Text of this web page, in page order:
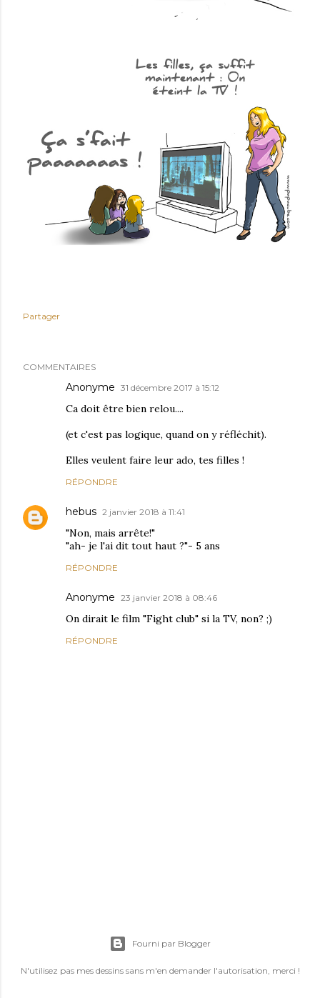
Partager
COMMENTAIRES
Anonyme 31 décembre 2017 à 15:12
Ca doit être bien relou....
(et c'est pas logique, quand on y réfléchit).
Elles veulent faire leur ado, tes filles !
RÉPONDRE
hebus 2 janvier 2018 à 11:41
"Non, mais arrête!"
"ah- je l'ai dit tout haut ?"- 5 ans
RÉPONDRE
Anonyme 23 janvier 2018 à 08:46
On dirait le film "Fight club" si la TV, non? ;)
RÉPONDRE
g
Fourni par Blogger
N'utilisez pas mes dessins sans m'en demander l'autorisation, merci !